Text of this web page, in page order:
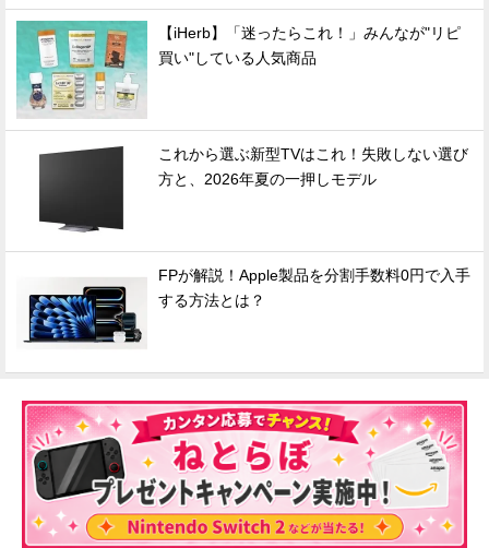
【iHerb】「迷ったらこれ！」みんなが"リピ
買い"している人気商品
これから選ぶ新型TVはこれ！失敗しない選び
方と、2026年夏の一押しモデル
FPが解説！Apple製品を分割手数料0円で入手
する方法とは？